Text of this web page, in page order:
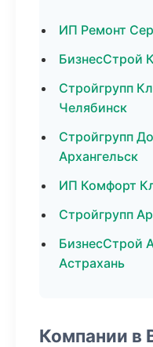
ИП Ремонт
БизнесСтрой
Стройгрупп
Челябинск
Стройгрупп
Архангельск
ИП Комфорт
Стройгрупп
БизнесСтрой
Астрахань
Компании в